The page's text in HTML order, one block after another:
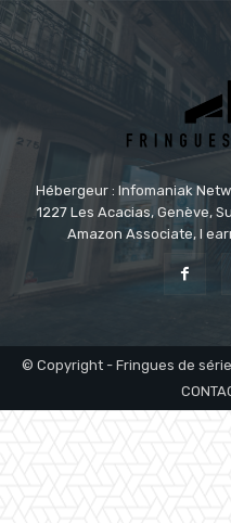
Hébergeur : Infomaniak
1227 Les Acacias, Genève,
Amazon Associate, I
© Copyright - Fringues de